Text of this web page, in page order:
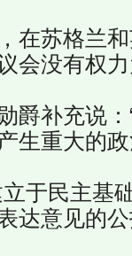
在苏格兰
会没有权
爵补充说
生重大的
立于民主基
达意见的